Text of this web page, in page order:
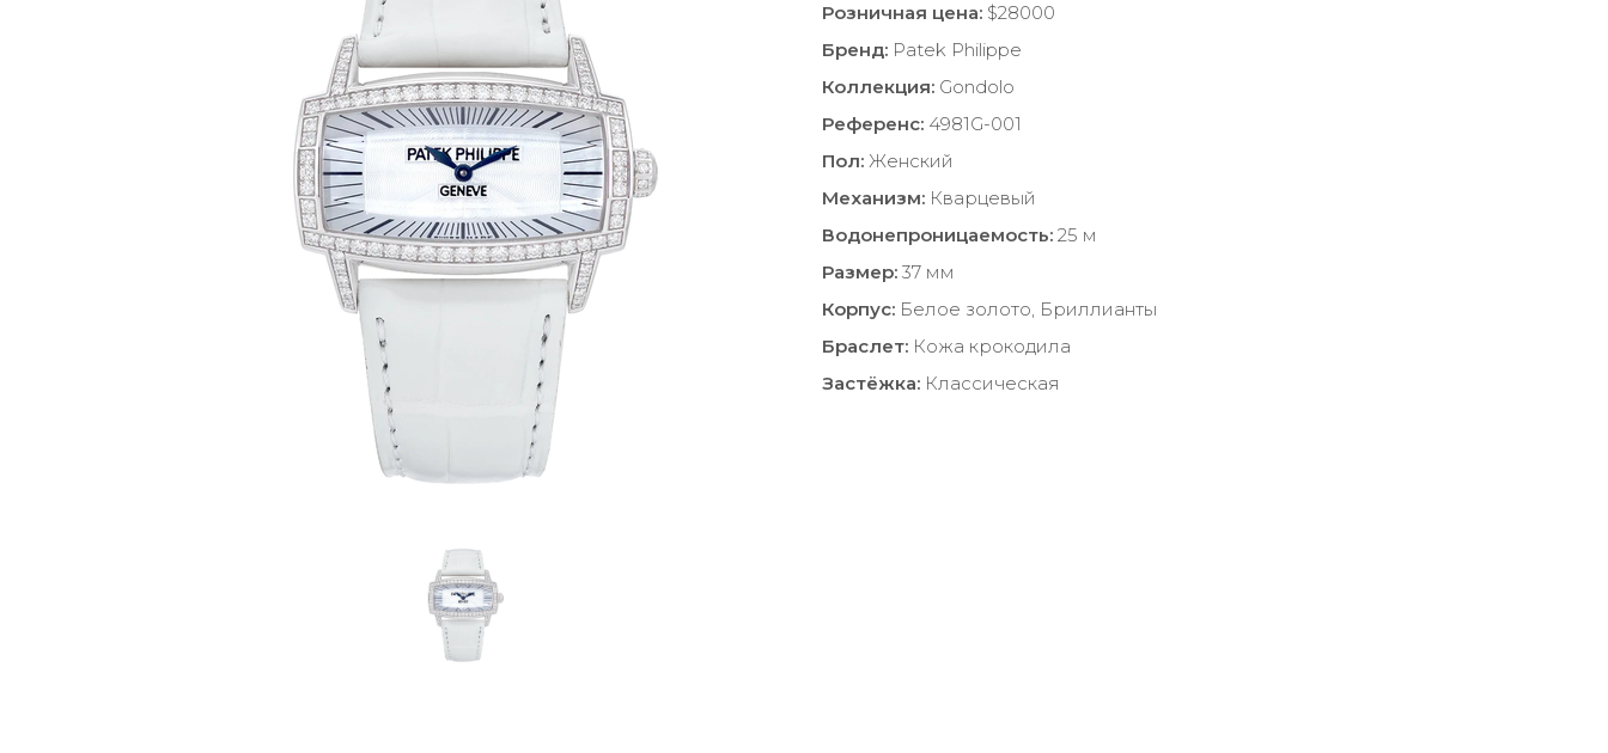
Розничная цена: $28000
Бренд: Patek Philippe
Коллекция: Gondolo
Референс: 4981G-001
Пол: Женский
Механизм: Кварцевый
Водонепроницаемость: 25 м
Размер: 37 мм
Корпус: Белое золото, Бриллианты
Браслет: Кожа крокодила
Застёжка: Классическая